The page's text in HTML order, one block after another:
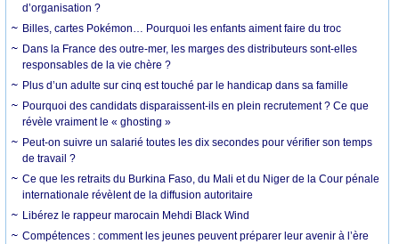
d’organisation ?
Billes, cartes Pokémon… Pourquoi les enfants aiment faire du troc
Dans la France des outre-mer, les marges des distributeurs sont-elles
responsables de la vie chère ?
Plus d’un adulte sur cinq est touché par le handicap dans sa famille
Pourquoi des candidats disparaissent-ils en plein recrutement ? Ce que
révèle vraiment le « ghosting »
Peut-on suivre un salarié toutes les dix secondes pour vérifier son temps
de travail ?
Ce que les retraits du Burkina Faso, du Mali et du Niger de la Cour pénale
internationale révèlent de la diffusion autoritaire
Libérez le rappeur marocain Mehdi Black Wind
Compétences : comment les jeunes peuvent préparer leur avenir à l’ère